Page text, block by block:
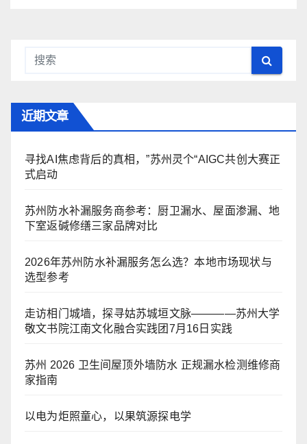
近期文章
寻找AI焦虑背后的真相，”苏州灵个“AIGC共创大赛正
式启动
苏州防水补漏服务商参考：厨卫漏水、屋面渗漏、地
下室返碱修缮三家品牌对比
2026年苏州防水补漏服务怎么选？本地市场现状与
选型参考
走访相门城墙，探寻姑苏城垣文脉————苏州大学
敬文书院江南文化融合实践团7月16日实践
苏州 2026 卫生间屋顶外墙防水 正规漏水检测维修商
家指南
以电为炬照童心，以果筑源探电学